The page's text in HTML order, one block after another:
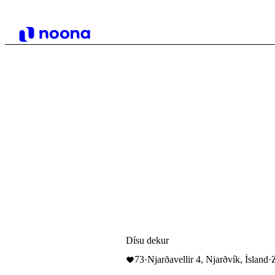
Dísu dekur
73·Njarðavellir 4, Njarðvík, Ísland·